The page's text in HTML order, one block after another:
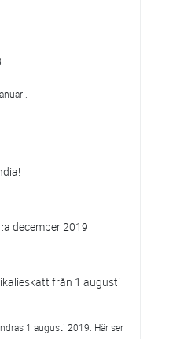
december 2019
från 1 augusti
1 augusti 2019. Här ser